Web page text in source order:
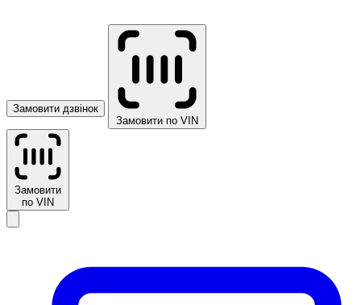
Замовити дзвінок
Замовити по VIN
Замовити
по VIN